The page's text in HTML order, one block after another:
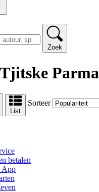
Zoek
Parma
List
Sorteer
betalen
App